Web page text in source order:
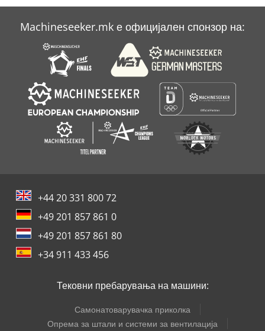
Machineseeker.mk е официјален спонзор на:
+44 20 331 800 72
+49 201 857 861 0
+49 201 857 861 80
+34 911 433 456
Тековни пребарувања на машини:
Самонатоварувачка приколка
Опрема за штали и системи за вентилација